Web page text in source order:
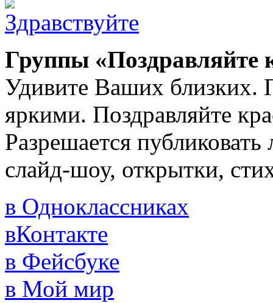
Группы «Поздравляйте
Удивите Ваших близких.
яркими. Поздравляйте
Разрешается
слайд-шоу, открытки,
в Одноклассниках
вКонтакте
в Фейсбуке
в Мой мир